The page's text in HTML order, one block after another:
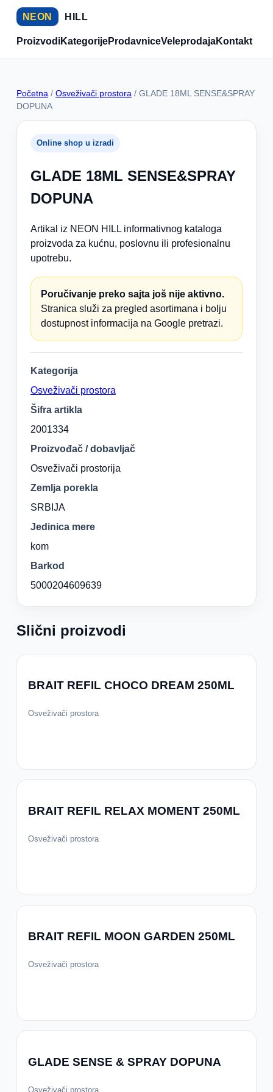
NEON HILL
ProizvodiKategorijeProdavniceVeleprodajaKontakt
Početna / Osveživači prostora / GLADE 18ML SENSE&SPRAY
DOPUNA
Online shop u izradi
GLADE 18ML SENSE&SPRAY
DOPUNA
Artikal iz NEON HILL informativnog kataloga
proizvoda za kućnu, poslovnu ili profesionalnu
upotrebu.
Poručivanje preko sajta još nije aktivno.
Stranica služi za pregled asortimana i bolju
dostupnost informacija na Google pretrazi.
Kategorija
Osveživači prostora
Šifra artikla
2001334
Proizvođač / dobavljač
Osveživači prostorija
Zemlja porekla
SRBIJA
Jedinica mere
kom
Barkod
5000204609639
Slični proizvodi
BRAIT REFIL CHOCO DREAM 250ML
Osveživači prostora
BRAIT REFIL RELAX MOMENT 250ML
Osveživači prostora
BRAIT REFIL MOON GARDEN 250ML
Osveživači prostora
GLADE SENSE & SPRAY DOPUNA
Osveživači prostora